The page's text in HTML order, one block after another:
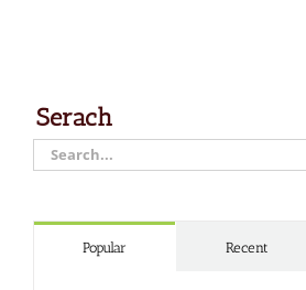
Serach
Search
for:
Popular Recent